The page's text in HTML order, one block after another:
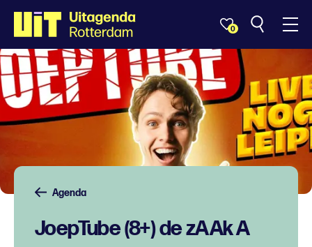
0
Agenda
JoepTube (8+) de zAAk A